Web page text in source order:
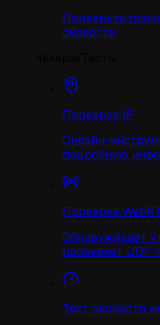
Проверьте
скорости
Проверка IP
Онлайн-
подробную
Проверка
Обнаруживает
проверяет UDP
Тест скорости